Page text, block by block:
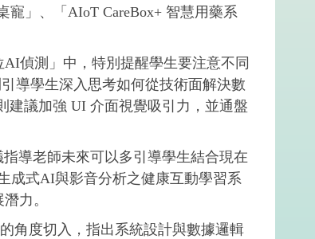
寵」、「AIoT CareBox+ 智慧用藥系
偵測」中，特別提醒學生要注意不同
導學生深入思考如何從技術面解決數
建議加強 UI 介面視覺吸引力，並通盤
導老師未來可以多引導學生結合現在
成式AI與影音分析之健康互動學習系
力。
角度切入，指出系統設計與數據邏輯